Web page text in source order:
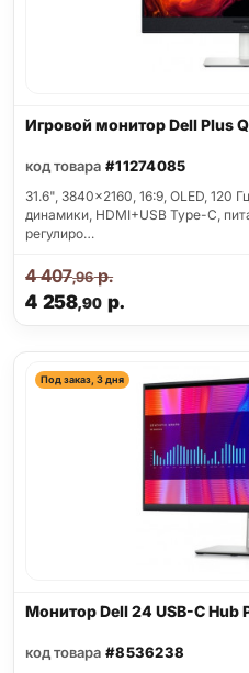
Игровой монитор Dell Plus
код товара #11274085
31.6", 3840x2160, 16:9, OLED, 120
динамики, HDMI+USB Type-C,
регулиро…
4 258,90 р.
4 407,96р.
Под заказ, 3 дня
Монитор Dell 24 USB-C Hub
код товара #8536238